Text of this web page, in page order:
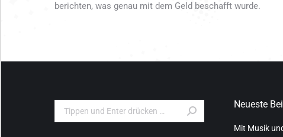
berichten, was genau mit dem Geld beschafft wurde.
Search: Neueste
Mit Musik